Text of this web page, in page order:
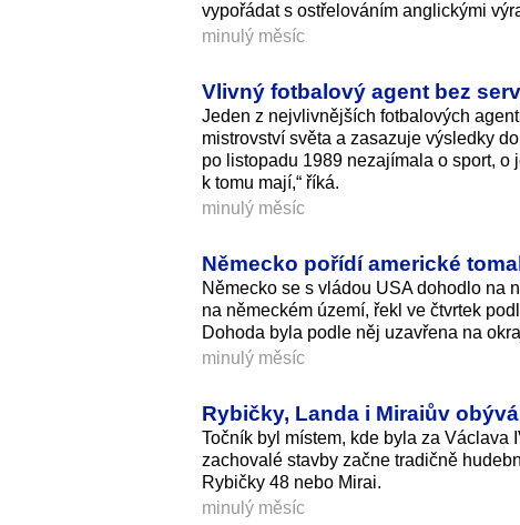
vypořádat s ostřelováním anglickými
minulý měsíc
Vlivný fotbalový agent bez
Jeden z nejvlivnějších fotbalových
mistrovství světa a zasazuje výsledky
po listopadu 1989 nezajímala o sport, o
k tomu mají,“ říká.
minulý měsíc
Německo pořídí americké
Německo se s vládou USA dohodlo na
na německém území, řekl ve čtvrtek
Dohoda byla podle něj uzavřena na
minulý měsíc
Rybičky, Landa i Miraiův
Točník byl místem, kde byla za Václava
zachovalé stavby začne tradičně
Rybičky 48 nebo Mirai.
minulý měsíc